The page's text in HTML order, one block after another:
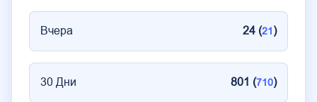
Вчера 24 (21)
30 Дни 801 (710)